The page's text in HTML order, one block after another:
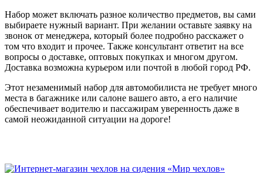
Набор может включать разное количество предметов, вы сами
выбираете нужный вариант. При желании оставьте заявку на
звонок от менеджера, который более подробно расскажет о
том что входит и прочее. Также консультант ответит на все
вопросы о доставке, оптовых покупках и многом другом.
Доставка возможна курьером или почтой в любой город РФ.
Этот незаменимый набор для автомобилиста не требует много
места в багажнике или салоне вашего авто, а его наличие
обеспечивает водителю и пассажирам уверенность даже в
самой неожиданной ситуации на дороге!